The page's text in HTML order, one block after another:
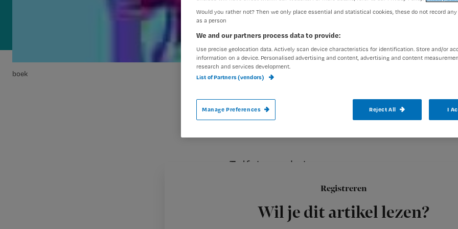
boek
Auteur:
Registreren
Wil je dit artikel lezen?
In de boekenhoek behandelen we
Zelfsturende teams
Sinds de oprichting van Buurtzorg Nederland geniet
voordelen: veel verantwoordelijkheid bij de medewerkers;
Would you rather not? Then we only place essential and statistical cookies, these do not record
as a person
We and our partners process data to provide:
Use precise geolocation data. Actively scan device characteristics for identification. Store and/or
information on a device. Personalised advertising and content, advertising and content
research and services development.
List of Partners (vendors)
Manage Preferences Reject All I